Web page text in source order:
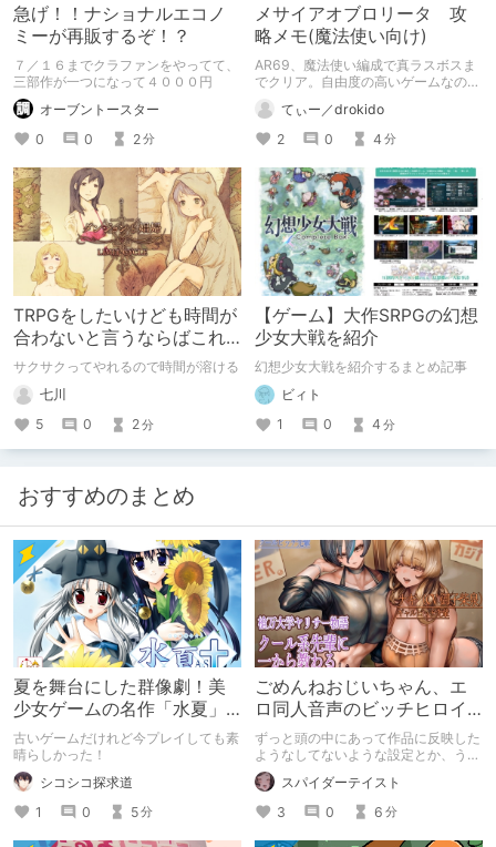
急げ！！ナショナルエコノ
ミーが再販するぞ！？
７／１６までクラファンをやってて、
三部作が一つになって４０００円
オーブントースター
0
0 2分
メサイアオブロリータ 攻
略メモ(魔法使い向け)
AR69、魔法使い編成で真ラスボスま
でクリア。自由度の高いゲームなので
色々な軌跡があって然るべきと思い以
下に攻略メモを残します。皆さんの冒
険の一助になれば幸い。
てぃー／drokido
2
0 4 分
TRPGをしたいけども時間が
合わないと言うならばこれ
をやろう
サクサクってやれるので時間が溶ける
七川
5
0 2分
【ゲーム】大作SRPGの幻想
少女大戦を紹介
幻想少女大戦を紹介するまとめ記事
ビィト
1
0 4 分
おすすめのまとめ
夏を舞台にした群像劇！美
少女ゲームの名作「水夏」
を今こそ！
古いゲームだけれど今プレイしても素
晴らしかった！
シコシコ探求道
1
0 5分
ごめんねおじいちゃん、エ
ロ同人音声のビッチヒロイ
ンに名前使って～過去作品
コンセプトを思い出そう～
ずっと頭の中にあって作品に反映した
ようなしてないような設定とか、うち
のヒロイン達の名づけの法則とかを頭
の中の映●研の金●さんに「そこにあ
っちゃいけねえんだよ」といわれたの
でとりあえず垂れ流します。
スパイダーテイスト
3
0 6 分